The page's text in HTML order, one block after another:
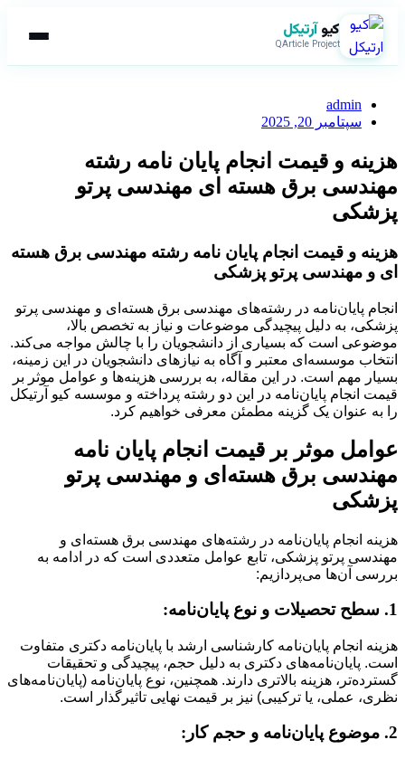
کیوآرتیکل
QArticle Project
admin
سپتامبر 20, 2025
هزینه و قیمت انجام پایان نامه رشته
مهندسی برق هسته ای مهندسی پرتو
پزشکی
هزینه و قیمت انجام پایان نامه رشته مهندسی برق هسته
ای و مهندسی پرتو پزشکی
انجام پایان‌نامه در رشته‌های مهندسی برق هسته‌ای و مهندسی پرتو
پزشکی، به دلیل پیچیدگی موضوعات و نیاز به تخصص بالا،
موضوعی است که بسیاری از دانشجویان را با چالش مواجه می‌کند.
انتخاب موسسه‌ای معتبر و آگاه به نیازهای دانشجویان در این زمینه،
بسیار مهم است. در این مقاله، به بررسی هزینه‌ها و عوامل موثر بر
قیمت انجام پایان‌نامه در این دو رشته پرداخته و موسسه کیو آرتیکل
را به عنوان یک گزینه مطمئن معرفی خواهیم کرد.
عوامل موثر بر قیمت انجام پایان نامه
مهندسی برق هسته‌ای و مهندسی پرتو
پزشکی
هزینه انجام پایان‌نامه در رشته‌های مهندسی برق هسته‌ای و
مهندسی پرتو پزشکی، تابع عوامل متعددی است که در ادامه به
بررسی آن‌ها می‌پردازیم:
1. سطح تحصیلات و نوع پایان‌نامه:
هزینه انجام پایان‌نامه کارشناسی ارشد با پایان‌نامه دکتری متفاوت
است. پایان‌نامه‌های دکتری به دلیل حجم، پیچیدگی و تحقیقات
گسترده‌تر، هزینه بالاتری دارند. همچنین، نوع پایان‌نامه (پایان‌نامه‌های
نظری، عملی، یا ترکیبی) نیز بر قیمت نهایی تاثیرگذار است.
2. موضوع پایان‌نامه و حجم کار: